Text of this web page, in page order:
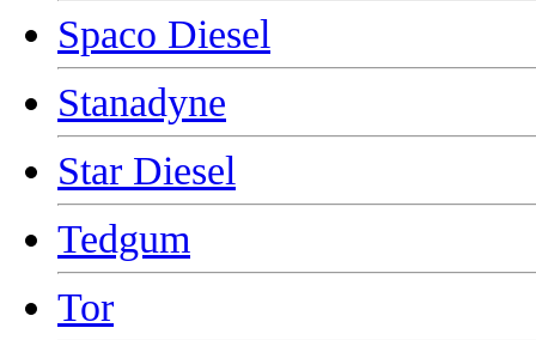
Spaco Diesel
Stanadyne
Star Diesel
Tedgum
Tor